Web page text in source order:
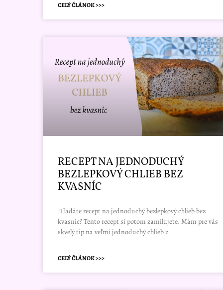
CELÝ ČLÁNOK >>>
RECEPT NA JEDNODUCHÝ
BEZLEPKOVÝ CHLIEB BEZ
KVASNÍC
Hľadáte recept na jednoduchý bezlepkový chlieb bez
kvasníc? Tento recept si potom zamilujete. Mám pre vás
skvelý tip na veľmi jednoduchý chlieb z
CELÝ ČLÁNOK >>>